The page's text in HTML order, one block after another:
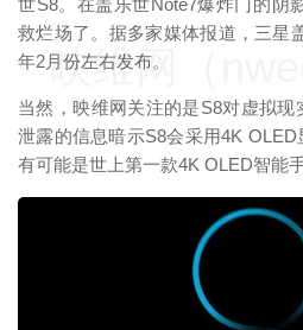
世S8。在盖乐世Note7爆炸门的阴
救烂场了。据多家媒体报道，三星
年2月份左右发布。
当然，映维网关注的是S8对虚拟现
泄露的信息暗示S8会采用4K
有可能是世上第一款4K OLED智能手
映维网（